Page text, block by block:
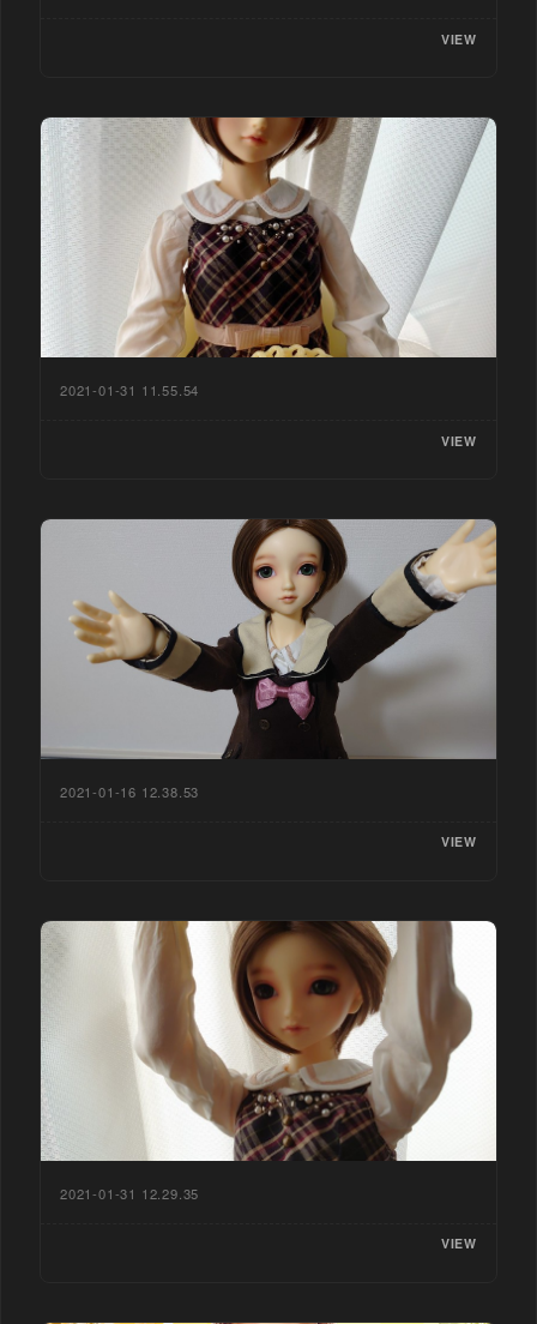
VIEW
2021-01-31 11.55.54
VIEW
2021-01-16 12.38.53
VIEW
2021-01-31 12.29.35
VIEW